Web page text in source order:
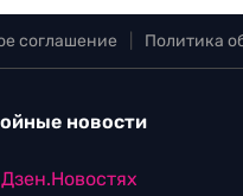
соглашение Политика
новости
Дзен.Новостях